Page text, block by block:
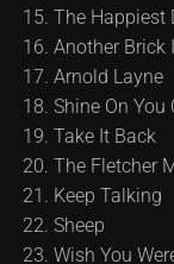
The Happiest
Another Brick
Arnold Layne
Shine On You
Take It Back
The Fletcher
Keep Talking
Sheep
Wish You